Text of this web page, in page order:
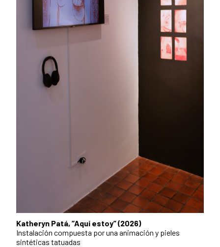
Katheryn Patá, “Aquí estoy” (2026)
Instalación compuesta por una animación y pieles
sintéticas tatuadas